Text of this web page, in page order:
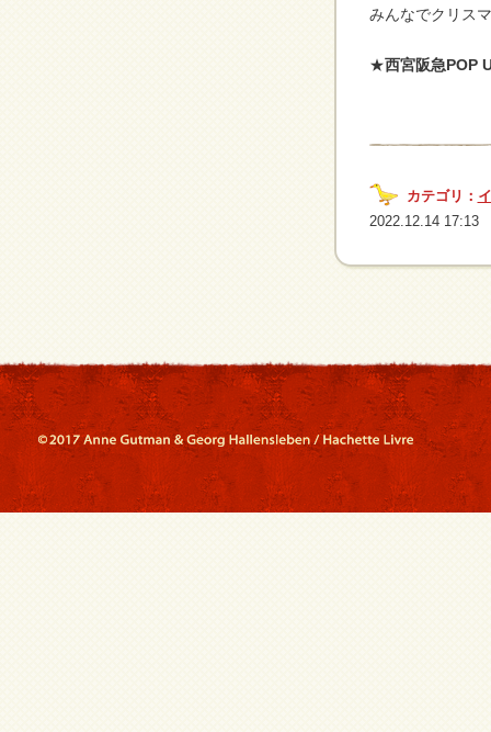
みんなでクリス
★西宮阪急POP
カテゴリ：
2022.12.14 17:13